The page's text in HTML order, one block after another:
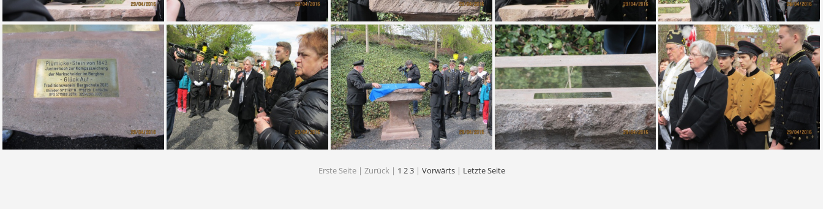
28 2016 Plümicke - Plümickestein 29 2016 Plümicke - Plümickestein 27 2016 Plümicke - Plümickestein 26 2016 Plümicke - Plümickestein 25 2016 Plümicke - Plümickestein
Erste Seite | Zurück | 1 23 | Vorwärts | Letzte Seite